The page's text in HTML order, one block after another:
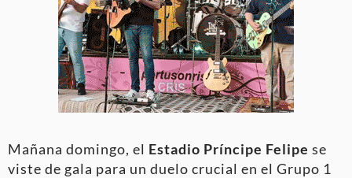
Mañana domingo, el Estadio Príncipe Felipe se
viste de gala para un duelo crucial en el Grupo 1